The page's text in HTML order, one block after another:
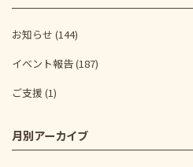
お知らせ (144)
イベント報告(187)
ご支援 (1)
月別アーカイブ